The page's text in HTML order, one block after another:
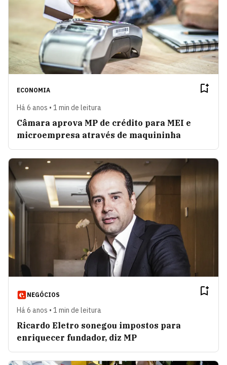
ECONOMIA
Há 6 anos • 1 min de leitura
Câmara aprova MP de crédito para MEI e
microempresa através de maquininha
NEGÓCIOS
Há 6 anos • 1 min de leitura
Ricardo Eletro sonegou impostos para
enriquecer fundador, diz MP